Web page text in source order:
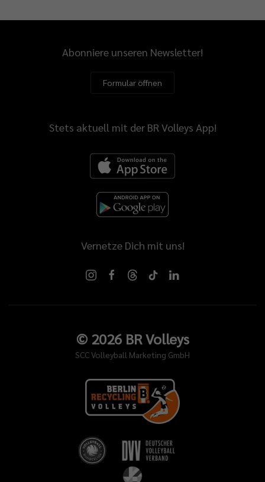
Abonniere unseren Newsletter!
Formular öffnen
Stets aktuell mit der BR Volleys App!
Vernetze Dich mit uns!
© 2026BR Volleys
SCC Volleyball Marketing GmbH